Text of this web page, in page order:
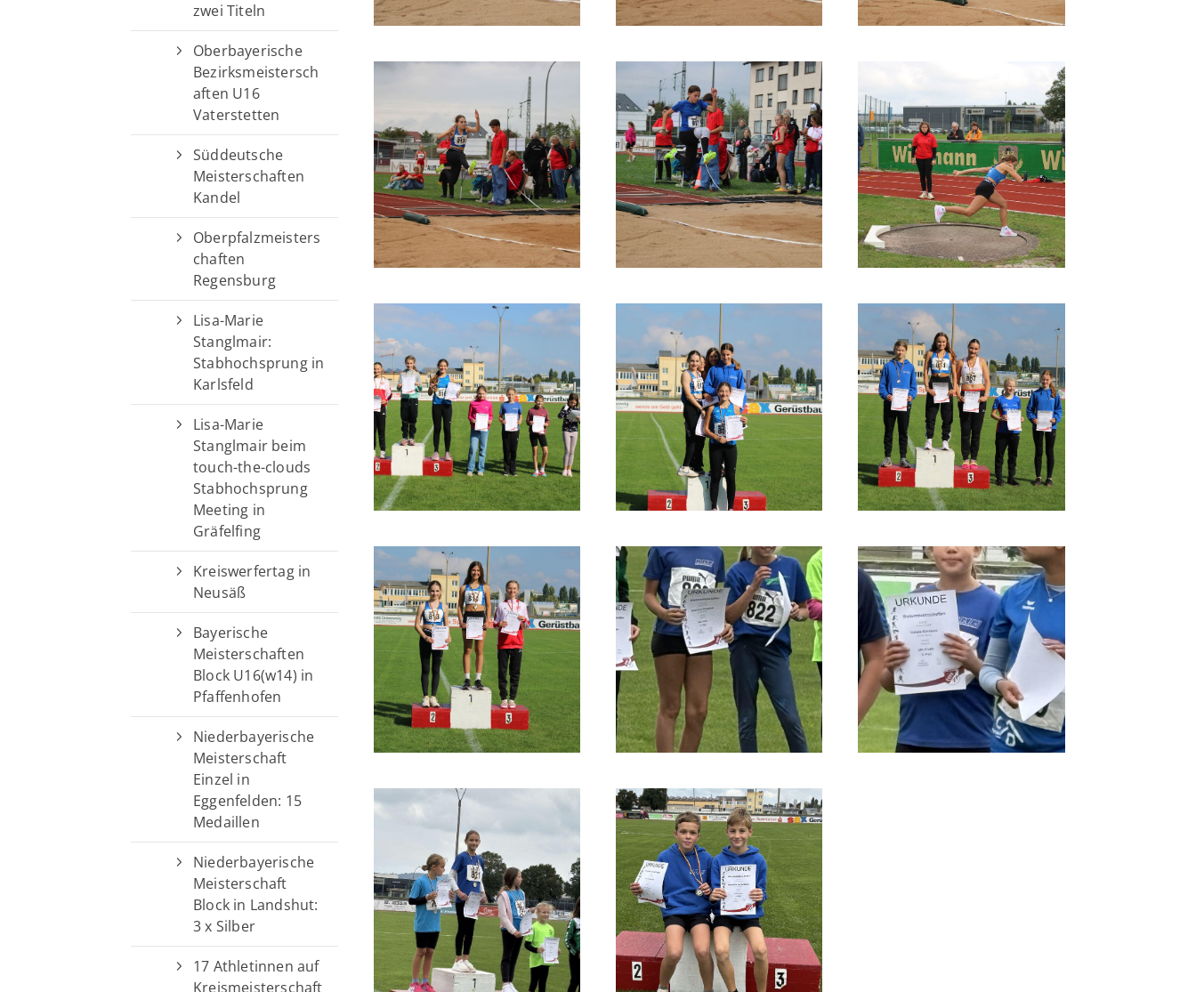
zwei Titeln
Oberbayerische
Bezirksmeistersch
aften U16
Vaterstetten
Süddeutsche
Meisterschaften
Kandel
Oberpfalzmeisters
chaften
Regensburg
Lisa-Marie
Stanglmair:
Stabhochsprung in
Karlsfeld
Lisa-Marie
Stanglmair beim
touch-the-clouds
Stabhochsprung
Meeting in
Gräfelfing
Kreiswerfertag in
Neusäß
Bayerische
Meisterschaften
Block U16(w14) in
Pfaffenhofen
Niederbayerische
Meisterschaft
Einzel in
Eggenfelden: 15
Medaillen
Niederbayerische
Meisterschaft
Block in Landshut:
3 x Silber
17 Athletinnen auf
Kreismeisterschaft